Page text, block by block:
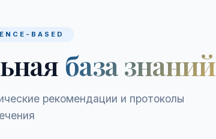
BASED
база знаний
рекомендации и протоколы